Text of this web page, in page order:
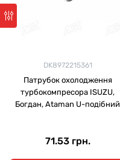
DK8972215361
Патрубок охолодження
турбокомпресора ISUZU,
Богдан, Ataman U-подібний
71.53 грн.